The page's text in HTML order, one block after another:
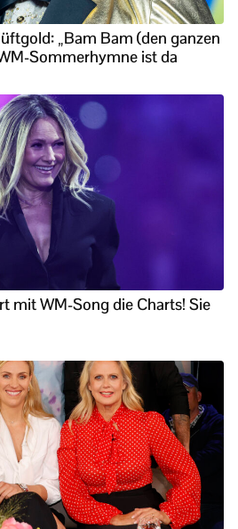
„Bam Bam (den ganzen
Sommerhymne ist da
mit WM-Song die Charts! Sie